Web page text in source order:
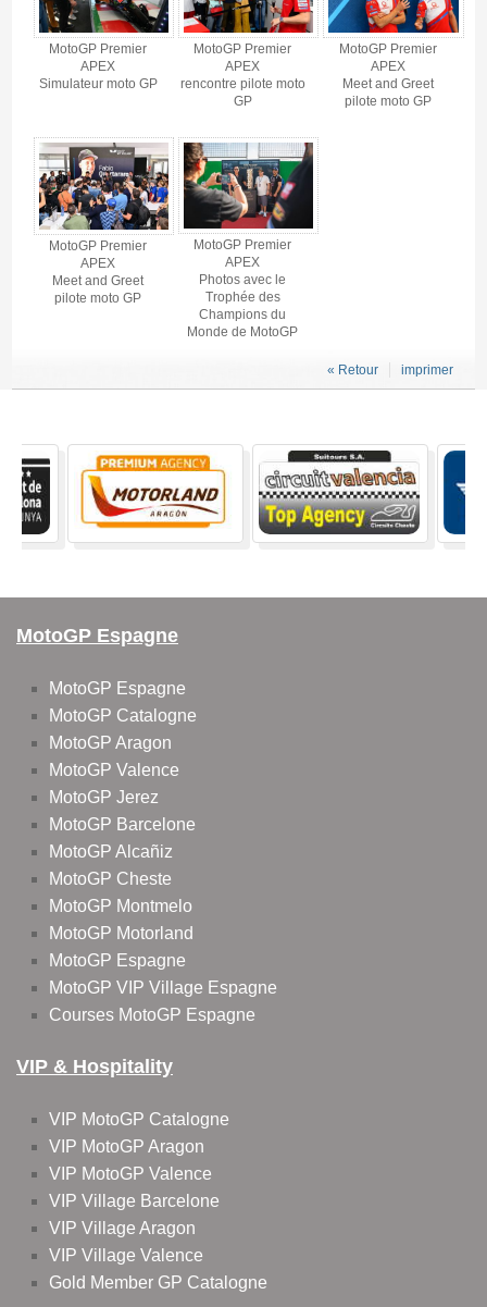
MotoGP Premier
APEX
Simulateur moto GP
MotoGP Premier
APEX
rencontre pilote moto
GP
MotoGP Premier
APEX
Meet and Greet
pilote moto GP
MotoGP Premier
APEX
Meet and Greet
pilote moto GP
MotoGP Premier
APEX
Photos avec le
Trophée des
Champions du
Monde de MotoGP
imprimer
« Retour
MotoGP Espagne
MotoGP Espagne
MotoGP Catalogne
MotoGP Aragon
MotoGP Valence
MotoGP Jerez
MotoGP Barcelone
MotoGP Alcañiz
MotoGP Cheste
MotoGP Montmelo
MotoGP Motorland
MotoGP Espagne
MotoGP VIP Village Espagne
Courses MotoGP Espagne
VIP & Hospitality
VIP MotoGP Catalogne
VIP MotoGP Aragon
VIP MotoGP Valence
VIP Village Barcelone
VIP Village Aragon
VIP Village Valence
Gold Member GP Catalogne